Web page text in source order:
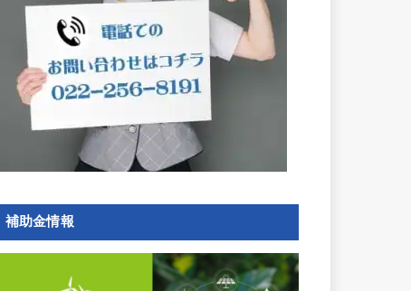
補助金情報